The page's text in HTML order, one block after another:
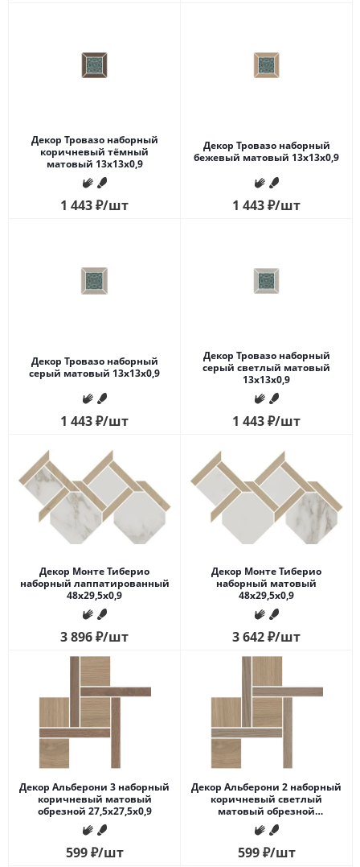
Декор Тровазо наборный
коричневый тёмный
матовый 13x13x0,9
1 443₽/шт
Декор Тровазо наборный
бежевый матовый 13x13x0,9
1 443₽/шт
Декор Тровазо наборный
серый матовый 13x13x0,9
1 443₽/шт
Декор Тровазо наборный
серый светлый матовый
13x13x0,9
1 443₽/шт
Декор Монте Тиберио
наборный лаппатированный
48x29,5x0,9
3 896₽/шт
Декор Монте Тиберио
наборный матовый
48x29,5x0,9
3 642₽/шт
Декор Альберони 3 наборный
коричневый матовый
обрезной 27,5x27,5x0,9
599₽/шт
Декор Альберони 2 наборный
коричневый светлый
матовый обрезной
27,5x27,5x0,9
599₽/шт